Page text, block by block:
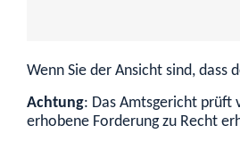
Wenn Sie der Ansicht sind, dass
Achtung: Das Amtsgericht prüft
erhobene Forderung zu Recht